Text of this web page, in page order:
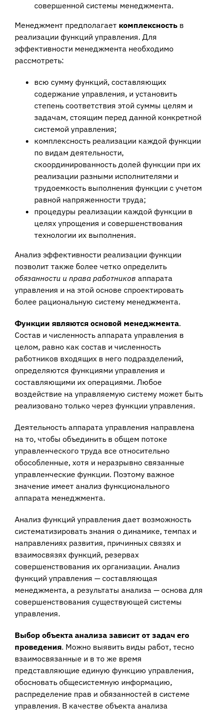
совершенной системы менеджмента.
Менеджмент предполагает комплексность в
реализации функций управления. Для
эффективности менеджмента необходимо
рассмотреть:
всю сумму функций, составляющих
содержание управления, и установить
степень соответствия этой суммы целям и
задачам, стоящим перед данной конкретной
системой управления;
комплексность реализации каждой функции
по видам деятельности,
скоординированность долей функции при их
реализации разными исполнителями и
трудоемкость выполнения функции с учетом
равной напряженности труда;
процедуры реализации каждой функции в
целях упрощения и совершенствования
технологии их выполнения.
Анализ эффективности реализации функции
позволит также более четко определить
обязанности и права работников аппарата
управления и на этой основе спроектировать
более рациональную систему менеджмента.
Функции являются основой менеджмента.
Состав и численность аппарата управления в
целом, равно как состав и численность
работников входящих в него подразделений,
определяются функциями управления и
составляющими их операциями. Любое
воздействие на управляемую систему может быть
реализовано только через функции управления.
Деятельность аппарата управления направлена
на то, чтобы объединить в общем потоке
управленческого труда все относительно
обособленные, хотя и неразрывно связанные
управленческие функции. Поэтому важное
значение имеет анализ функционального
аппарата менеджмента.
Анализ функций управления дает возможность
систематизировать знания о динамике, темпах и
направлениях развития, причинных связях и
взаимосвязях функций, резервах
совершенствования их организации. Анализ
функций управления — составляющая
менеджмента, а результаты анализа — основа для
совершенствования существующей системы
управления.
Выбор объекта анализа зависит от задач его
проведения. Можно выявить виды работ, тесно
взаимосвязанные и в то же время
представляющие единую функцию управления,
обосновать общесистемную информацию,
распределение прав и обязанностей в системе
управления. В качестве объекта анализа